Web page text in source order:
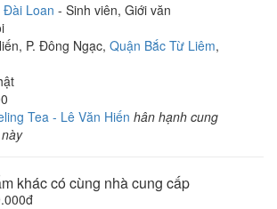
Đài Loan - Sinh viên, Giới văn
P. Đông Ngạc, Quận Bắc Từ Liêm,
Tea - Lê Văn Hiến hân hạnh cung
khác có cùng nhà cung cấp